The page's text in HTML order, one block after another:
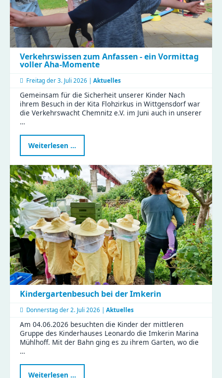
Verkehrswissen zum Anfassen - ein Vormittag
voller Aha-Momente
Freitag der 3. Juli 2026 | Aktuelles
Gemeinsam für die Sicherheit unserer Kinder Nach
ihrem Besuch in der Kita Flohzirkus in Wittgensdorf war
die Verkehrswacht Chemnitz e.V. im Juni auch in unserer
…
Weiterlesen …
zum
Anfassen
-
ein
Vormittag
voller
Aha-
Momente
Kindergartenbesuch bei der Imkerin
Donnerstag der 2. Juli 2026 | Aktuelles
Am 04.06.2026 besuchten die Kinder der mittleren
Gruppe des Kinderhauses Leonardo die Imkerin Marina
Mühlhoff. Mit der Bahn ging es zu ihrem Garten, wo die
…
Weiterlesen …